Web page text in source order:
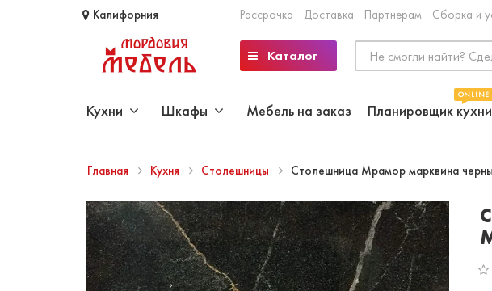
Калифорния Рассрочка Доставка Партнерам Сборка и
Каталог
Кухни Шкафы Мебель на заказ
ONLINE
Планировщик кухни
Главная Кухня Столешницы Столешница Мрамор марквина